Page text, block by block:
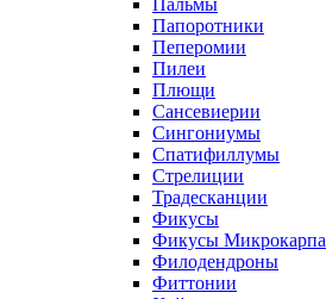
Пальмы
Папоротники
Пеперомии
Пилеи
Плющи
Сансевиерии
Сингониумы
Спатифиллумы
Стрелиции
Традесканции
Фикусы
Фикусы Микрокарпа
Филодендроны
Фиттонии